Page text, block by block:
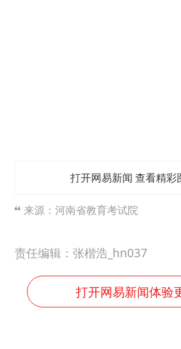
打开网易新闻 查看精彩
来源：河南省教育考试院
责任编辑：张楷浩_hn037
打开网易新闻体验